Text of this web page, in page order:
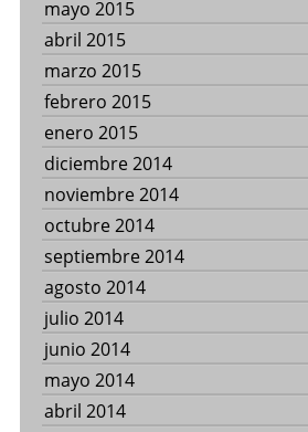
mayo 2015
abril 2015
marzo 2015
febrero 2015
enero 2015
diciembre 2014
noviembre 2014
octubre 2014
septiembre 2014
agosto 2014
julio 2014
junio 2014
mayo 2014
abril 2014